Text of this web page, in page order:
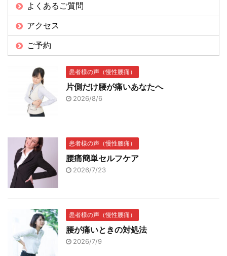
よくあるご質問
アクセス
ご予約
患者様の声（慢性腰痛）
片側だけ腰が痛いあなたへ
2026/8/6
患者様の声（慢性腰痛）
腰痛簡単セルフケア
2026/7/23
患者様の声（慢性腰痛）
腰が痛いときの対処法
2026/7/9